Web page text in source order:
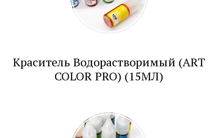
Краситель Водорастворимый (ART
COLOR PRO) (15МЛ)